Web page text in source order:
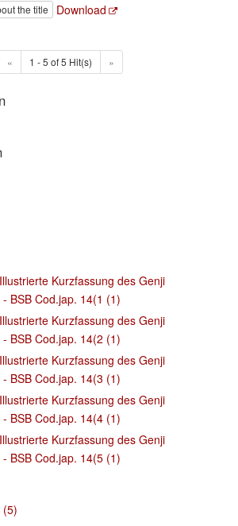
the title Download
« 1 - 5 of 5 Hit(s) »
Kurzfassung des Genji
BSB Cod.jap. 14(1 (1)
Kurzfassung des Genji
BSB Cod.jap. 14(2 (1)
Kurzfassung des Genji
BSB Cod.jap. 14(3 (1)
Kurzfassung des Genji
BSB Cod.jap. 14(4 (1)
Kurzfassung des Genji
BSB Cod.jap. 14(5 (1)
(5)